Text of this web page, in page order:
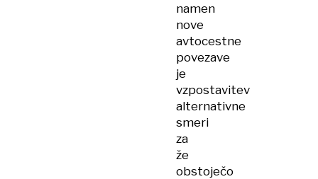
namen
nove
avtocestne
povezave
je
vzpostavitev
alternativne
smeri
za
že
obstoječo